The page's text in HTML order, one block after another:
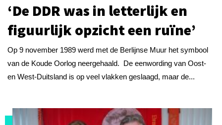
‘De DDR was in letterlijk en
figuurlijk opzicht een ruïne’
Op 9 november 1989 werd met de Berlijnse Muur het symbool
van de Koude Oorlog neergehaald. De eenwording van Oost-
en West-Duitsland is op veel vlakken geslaagd, maar de...